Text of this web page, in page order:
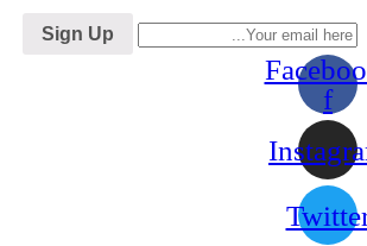
Sign Up
f